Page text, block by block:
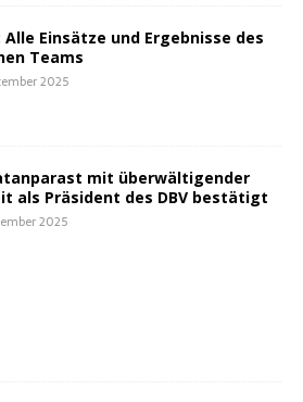
Alle Ein­sät­ze und Ergeb­nis­se des
Teams
2025
mit über­wäl­ti­gen­der
als Prä­si­dent des DBV bestätigt
2025